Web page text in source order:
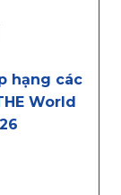
hạng các
World